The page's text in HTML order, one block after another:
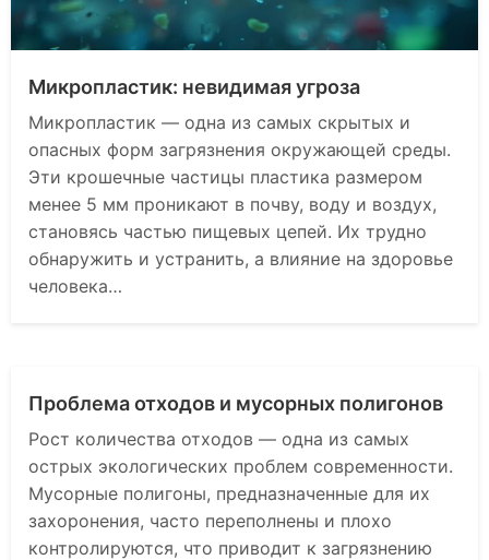
Микропластик: невидимая угроза
Микропластик — одна из самых скрытых и
опасных форм загрязнения окружающей среды.
Эти крошечные частицы пластика размером
менее 5 мм проникают в почву, воду и воздух,
становясь частью пищевых цепей. Их трудно
обнаружить и устранить, а влияние на здоровье
человека…
Проблема отходов и мусорных полигонов
Рост количества отходов — одна из самых
острых экологических проблем современности.
Мусорные полигоны, предназначенные для их
захоронения, часто переполнены и плохо
контролируются, что приводит к загрязнению